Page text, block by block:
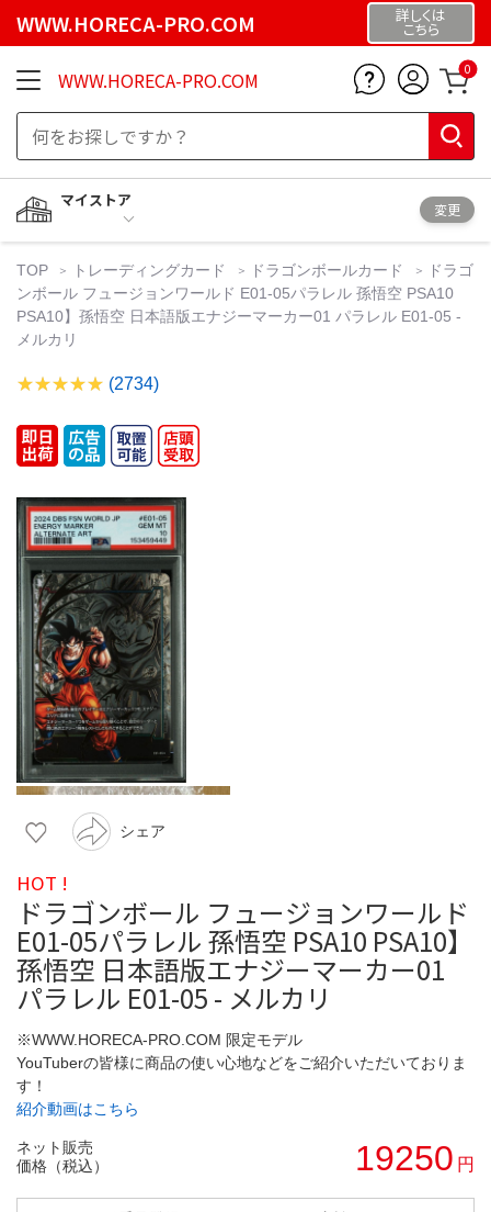
WWW.HORECA-PRO.COM 詳しくは
こちら
WWW.HORECA-PRO.COM 0
マイストア
変更
TOP トレーディングカード ドラゴンボールカード
ドラゴ
ンボール フュージョンワールド E01-05パラレル 孫悟空 PSA10
PSA10】孫悟空 日本語版エナジーマーカー01 パラレル E01-05 -
メルカリ
(2734)
シェア
HOT !
ドラゴンボール フュージョンワールド
E01-05パラレル 孫悟空 PSA10 PSA10】
孫悟空 日本語版エナジーマーカー01
パラレル E01-05 - メルカリ
※WWW.HORECA-PRO.COM 限定モデル
YouTuberの皆様に商品の使い心地などをご紹介いただいておりま
す！
紹介動画はこちら
ネット販売
価格（税込）
19250 円